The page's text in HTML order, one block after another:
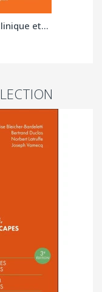
et...